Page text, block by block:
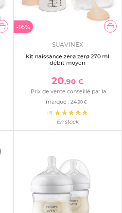
-16%
SUAVINEX
Kit naissance zerø.zerø 270 ml
débit moyen
20,90 €
Prix de vente conseillé par la
marque :24,90 €
(3)
En stock